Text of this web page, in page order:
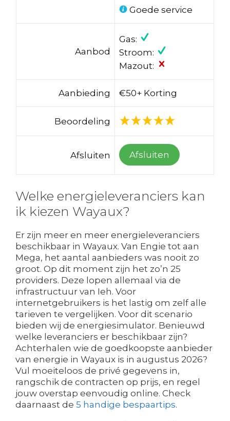
Goede service
Aanbod
Gas:
Stroom:
Mazout:
Aanbieding €50+ Korting
Beoordeling
Afsluiten Afsluiten
Welke energieleveranciers kan
ik kiezen Wayaux?
Er zijn meer en meer energieleveranciers
beschikbaar in Wayaux. Van Engie tot aan
Mega, het aantal aanbieders was nooit zo
groot. Op dit moment zijn het zo’n 25
providers. Deze lopen allemaal via de
infrastructuur van Ieh. Voor
internetgebruikers is het lastig om zelf alle
tarieven te vergelijken. Voor dit scenario
bieden wij de energiesimulator. Benieuwd
welke leveranciers er beschikbaar zijn?
Achterhalen wie de goedkoopste aanbieder
van energie in Wayaux is in augustus 2026?
Vul moeiteloos de privé gegevens in,
rangschik de contracten op prijs, en regel
jouw overstap eenvoudig online. Check
daarnaast de 5 handige bespaartips.